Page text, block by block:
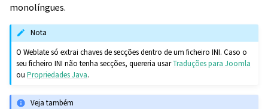
monolíngues.
Nota
O Weblate só extrai chaves de secções dentro de um ficheiro INI. Caso o
seu ficheiro INI não tenha secções, quereria usarTraduções para Joomla
ouPropriedades Java.
Veja também